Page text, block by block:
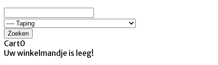
Zoeken
Cart0
Uw winkelmandje is leeg!